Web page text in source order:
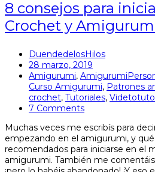
8 consejos para
Crochet y
DuendedelosHilos
28 marzo, 2019
Amigurumi,
Curso Amigurumi, Patrones
crochet, Tutoriales,
7 Comments
Muchas veces me escribís para
empezando en el amigurumi, y
recomendados para iniciarse en el
amigurumi. También me